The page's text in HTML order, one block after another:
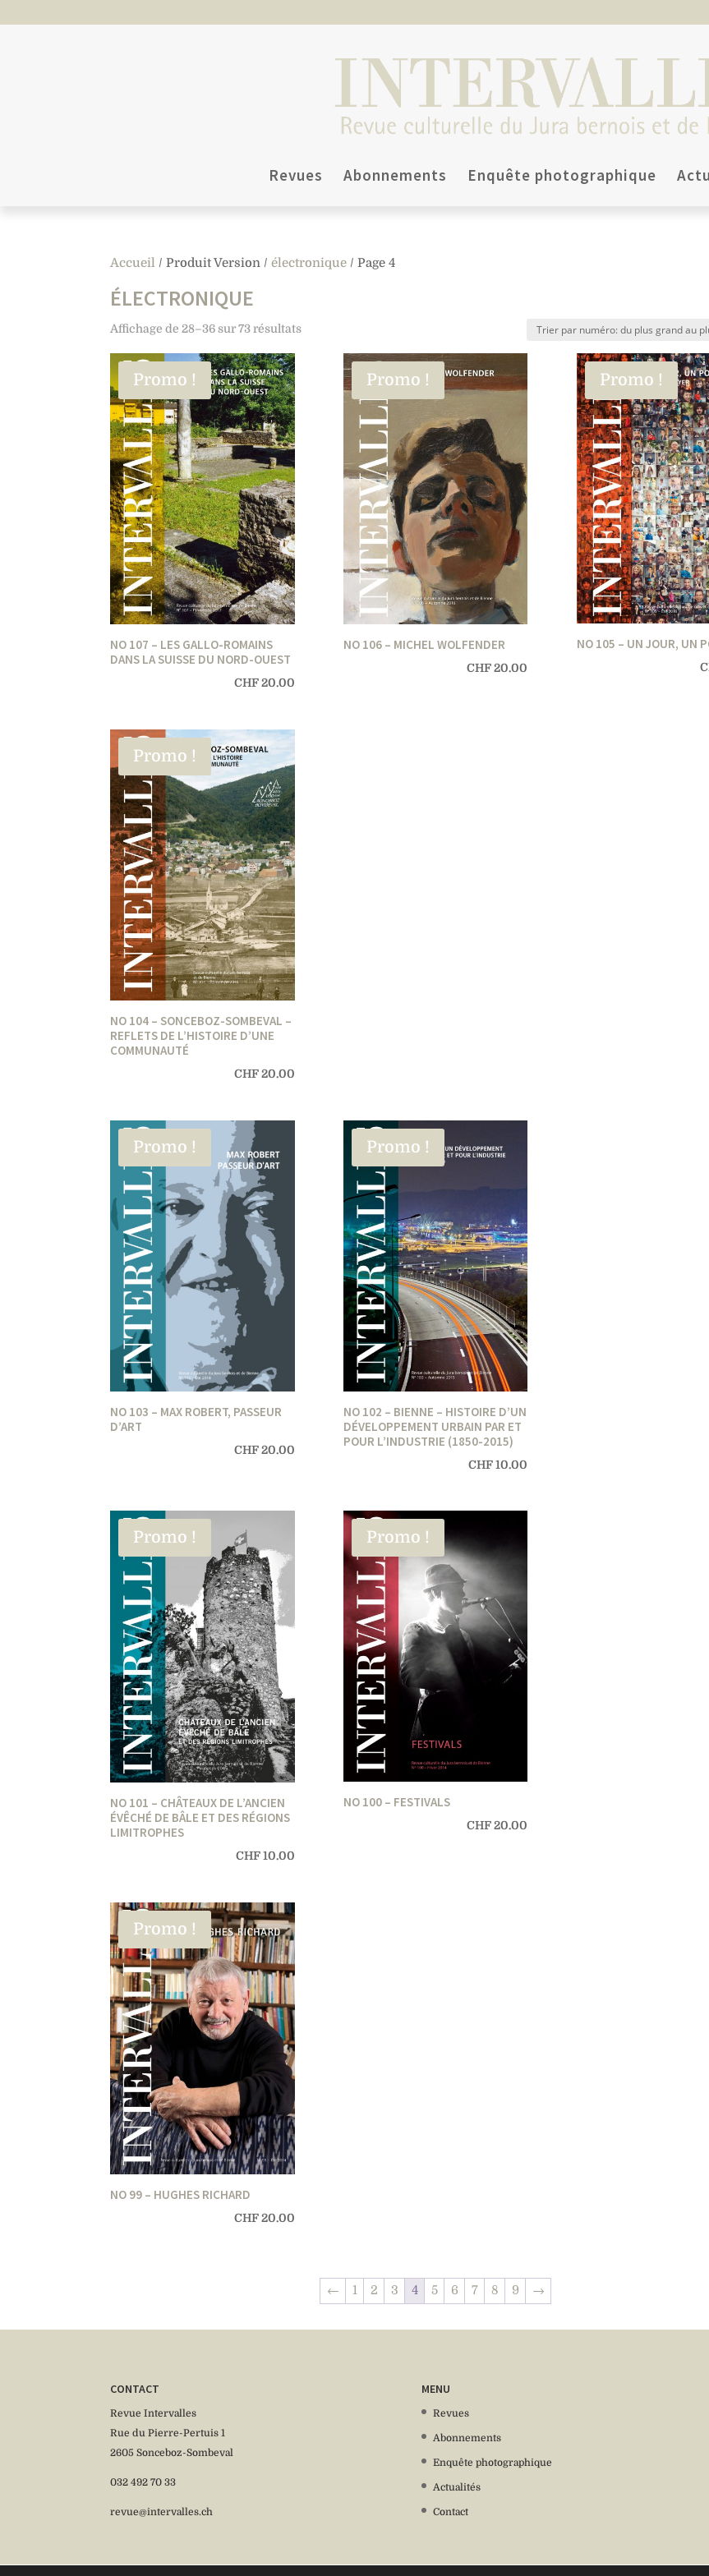
Revues Abonnements Enquête photographique
Accueil / Produit Version /électronique / Page 4
ÉLECTRONIQUE
Affichage de 28–36 sur 73 résultats
Promo !
NO 107 – LES GALLO-ROMAINS
DANS LA SUISSE DU NORD-OUEST
CHF20.00
Promo !
NO 106 – MICHEL WOLFENDER
CHF20.00
Promo !
NO 105 – UN JOUR, UN
Promo !
NO 104 – SONCEBOZ-SOMBEVAL –
REFLETS DE L’HISTOIRE D’UNE
COMMUNAUTÉ
CHF20.00
Promo !
NO 103 – MAX ROBERT, PASSEUR
D’ART
CHF20.00
Promo !
NO 102 – BIENNE – HISTOIRE D’UN
DÉVELOPPEMENT URBAIN PAR ET
POUR L’INDUSTRIE (1850-2015)
CHF10.00
Promo !
NO 101 – CHÂTEAUX DE L’ANCIEN
ÉVÊCHÉ DE BÂLE ET DES RÉGIONS
LIMITROPHES
CHF10.00
Promo !
NO 100 – FESTIVALS
CHF20.00
Promo !
NO 99 – HUGHES RICHARD
CHF20.00
← 1 2 3 4 5 6 7 8 9 →
CONTACT
Revue Intervalles
Rue du Pierre-Pertuis 1
2605 Sonceboz-Sombeval
032 492 70 33
revue@intervalles.ch
MENU
Revues
Abonnements
Enquête photographique
Actualités
Contact